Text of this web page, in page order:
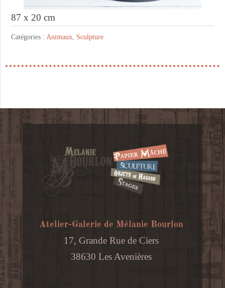
87 x 20 cm
Catégories : Animaux Sculpture
Atelier-Galerie de Mélanie Bourlon
17, Grande Rue de Ciers
38630 Les Avenières